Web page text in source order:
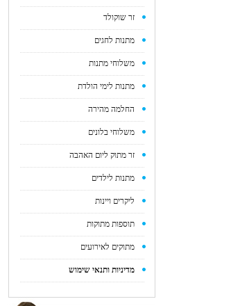
זר שוקולד
מתנות לחגים
משלוחי מתנות
מתנות לימי הולדת
החלמה מהירה
משלוחי בלונים
זר מתוק ליום האהבה
מתנות לילדים
ליקרים ויינות
תוספות מתוקות
מתוקים לאירועים
מדיניות ותנאי שימוש